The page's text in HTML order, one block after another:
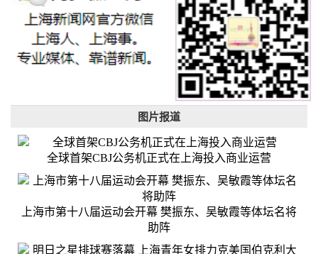
图片报道
全球首架CBJ公务机正式在上海投入商业运营
上海市第十八届运动会开幕 樊振东、吴敏霞等体坛名将
助阵